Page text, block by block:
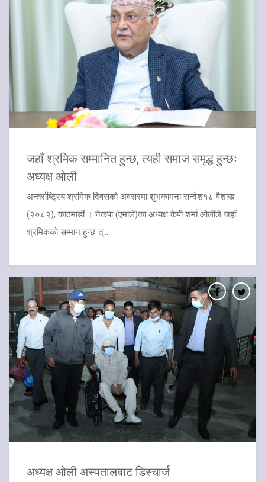
जहाँ श्रमिक सम्मानित हुन्छ, त्यही समाज समृद्ध हुन्छः
अध्यक्ष ओली
अन्तर्राष्ट्रिय श्रमिक दिवसको अवसरमा शुभकामना सन्देश१८ वैशाख
(२०८२), काठमाडौं । नेकपा (एमाले)का अध्यक्ष केपी शर्मा ओलीले जहाँ
श्रमिकको सम्मान हुन्छ त्...
अध्यक्ष ओली अस्पतालबाट डिस्चार्ज